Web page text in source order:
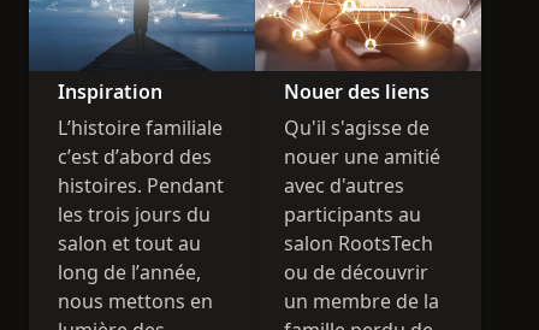
Inspiration
L’histoire familiale
c’est d’abord des
histoires. Pendant
les trois jours du
salon et tout au
long de l’année,
nous mettons en
Nouer des liens
Qu'il s'agisse de
nouer une amitié
avec d'autres
participants au
salon RootsTech
ou de découvrir
un membre de la